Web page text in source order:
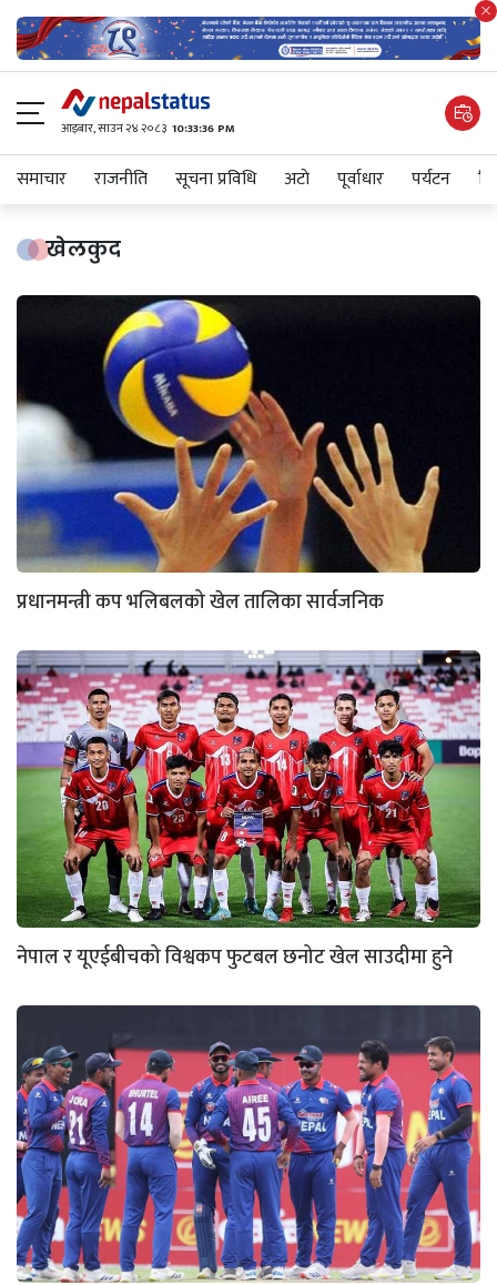
आइबार​, साउन २४ २०८३ 10:33:37 PM
समाचार राजनीति सूचना प्रविधि अटाे पूर्वाधार पर्यटन
खेलकुद
प्रधानमन्त्री कप भलिबलको खेल तालिका सार्वजनिक
नेपाल र यूएईबीचको विश्वकप फुटबल छनोट खेल साउदीमा हुने